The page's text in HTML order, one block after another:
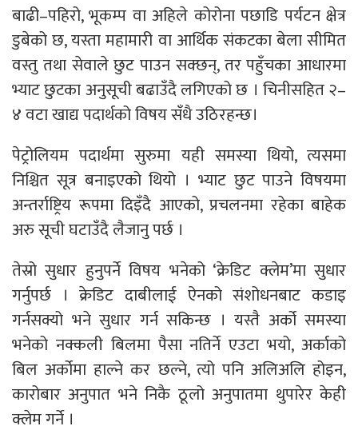
बाढी–पहिरो, भूकम्प वा अहिले कोरोना पछाडि पर्यटन क्षेत्र
डुबेको छ, यस्ता महामारी वा आर्थिक संकटका बेला सीमित
वस्तु तथा सेवाले छुट पाउन सक्छन्, तर पहुँचका आधारमा
भ्याट छुटका अनुसूची बढाउँदै लगिएको छ । चिनीसहित २–
४ वटा खाद्य पदार्थको विषय सँधै उठिरहन्छ।
पेट्रोलियम पदार्थमा सुरुमा यही समस्या थियो, त्यसमा
निश्चित सूत्र बनाइएको थियो । भ्याट छुट पाउने विषयमा
अन्तर्राष्ट्रिय रूपमा दिइँदै आएको, प्रचलनमा रहेका बाहेक
अरु सूची घटाउँदै लैजानु पर्छ ।
तेस्रो सुधार हुनुपर्ने विषय भनेको ‘क्रेडिट क्लेम’मा सुधार
गर्नुपर्छ । क्रेडिट दाबीलाई ऐनको संशोधनबाट कडाइ
गर्नसक्यो भने सुधार गर्न सकिन्छ । यस्तै अर्को समस्या
भनेको नक्कली बिलमा पैसा नतिर्ने एउटा भयो, अर्काको
बिल अर्कोमा हाल्ने कर छल्ने, त्यो पनि अलिअलि होइन,
कारोबार अनुपात भने निकै ठूलो अनुपातमा थुपारेर केही
क्लेम गर्ने ।